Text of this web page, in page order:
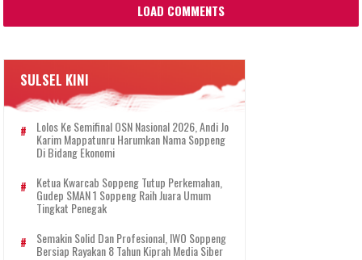
LOAD COMMENTS
SULSEL KINI
Lolos Ke Semifinal OSN Nasional 2026, Andi Jo
Karim Mappatunru Harumkan Nama Soppeng
Di Bidang Ekonomi
Ketua Kwarcab Soppeng Tutup Perkemahan,
Gudep SMAN 1 Soppeng Raih Juara Umum
Tingkat Penegak
Semakin Solid Dan Profesional, IWO Soppeng
Bersiap Rayakan 8 Tahun Kiprah Media Siber